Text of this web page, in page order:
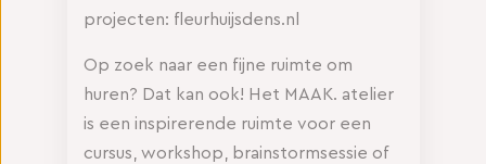
projecten: fleurhuijsdens.nl
Op zoek naar een fijne ruimte om
huren? Dat kan ook! Het MAAK. atelier
is een inspirerende ruimte voor een
cursus, workshop, brainstormsessie of